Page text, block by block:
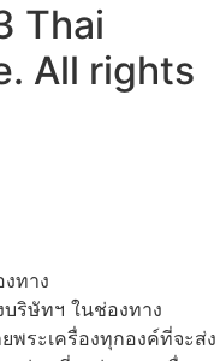
Thai
All rights
ทาง
ริษัทฯ ในช่องทาง
พระเครื่องทุกองค์ที่จะส่ง